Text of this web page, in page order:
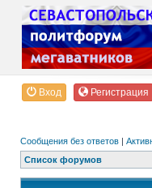
Вход Регистрация
Сообщения без ответов |
Список форумов